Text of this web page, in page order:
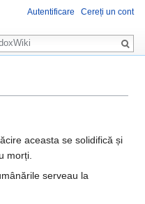
aceasta se solidifică și
morți.
serveau la
Autentificare Cereți un cont